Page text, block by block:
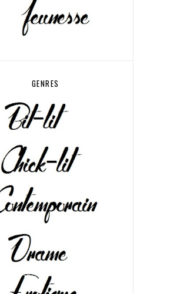
GENRES